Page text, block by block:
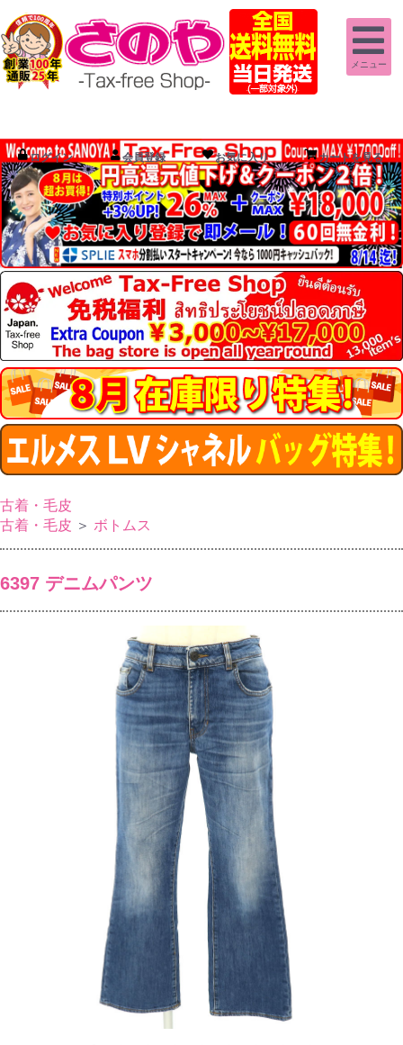
メニュー
ログイン 会員登録 お気に入り カートを見る
古着・毛皮
古着・毛皮 ＞ ボトムス
6397 デニムパンツ